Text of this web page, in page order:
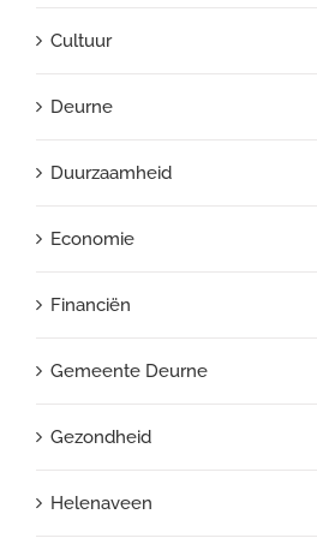
Cultuur
Deurne
Duurzaamheid
Economie
Financiën
Gemeente Deurne
Gezondheid
Helenaveen